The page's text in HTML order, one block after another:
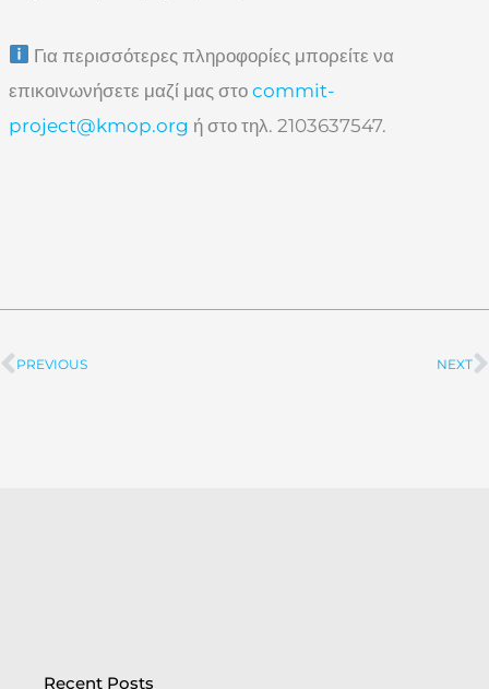
Για περισσότερες πληροφορίες μπορείτε να
επικοινωνήσετε μαζί μας στο commit-
project@kmop.org ή στο τηλ. 2103637547.
Prev
PREVIOUS NEXT
Recent Posts